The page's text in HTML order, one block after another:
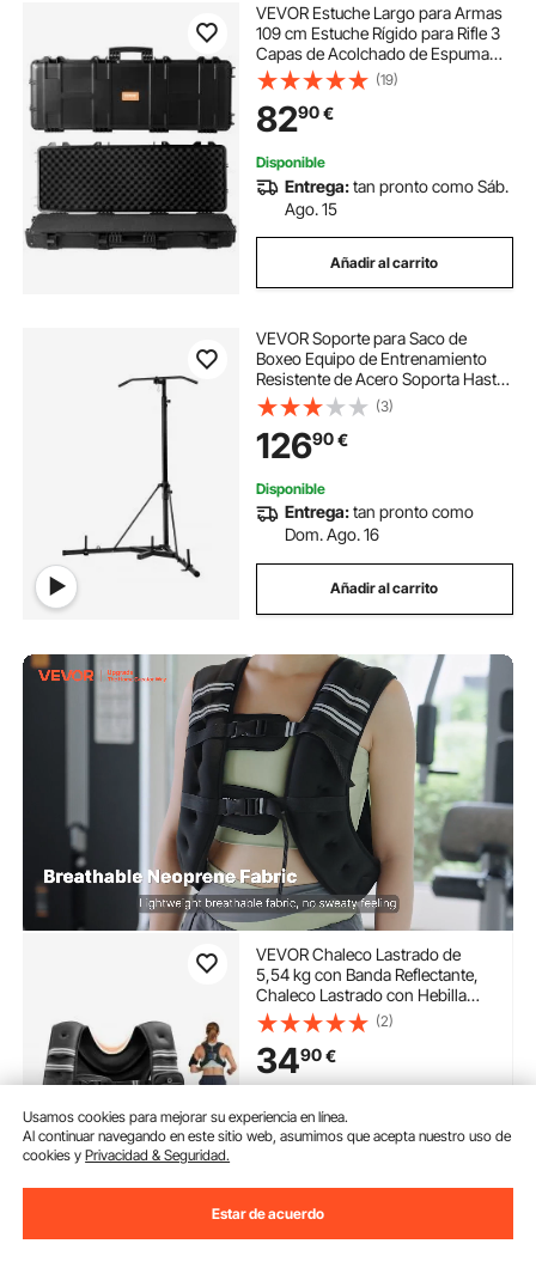
VEVOR Estuche Largo para Armas
109 cm Estuche Rígido para Rifle 3
Capas de Acolchado de Espuma
Maletín para Rifle de Caza, con
Cerradura, PP, Impermeable,
Transporte Conveniente con
Ruedas para Rifle
(19)
8290€
Disponible
Entrega:tan pronto como Sáb.
Ago. 15
Añadir al carrito
VEVOR Soporte para Saco de
Boxeo Equipo de Entrenamiento
Resistente de Acero Soporta Hasta
65 kg Altura Ajustable Soporte
Independiente a Sacos de Arena
para Gimnasio en Casa, 118 x 118 x
232 cm
(3)
12690€
Disponible
Entrega:tan pronto como
Dom. Ago. 16
Añadir al carrito
VEVOR Chaleco Lastrado de
5,54 kg con Banda Reflectante,
Chaleco Lastrado con Hebilla
Ajustable Unisex, Equipo para
Entrenamiento de Fuerza,
Correr, Trotar, Fitness y Pérdida
de Peso, 89-114 cm
(2)
3490€
Disponible
Entrega:tan pronto como
Añadir al carrito
Usamos cookies para mejorar su experiencia en línea.
Al continuar navegando en este sitio web, asumimos que acepta nuestro uso de
cookies yPrivacidad & Seguridad.
Estar de acuerdo